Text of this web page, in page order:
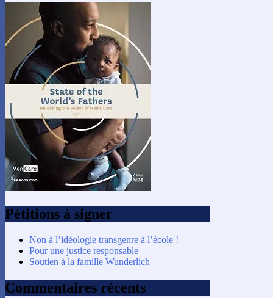
Pétitions à signer
Non à l’idéologie transgenre à l’école !
Pour une justice responsable
Soutien à la famille Wunderlich
Commentaires récents